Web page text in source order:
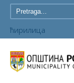
ћирилица